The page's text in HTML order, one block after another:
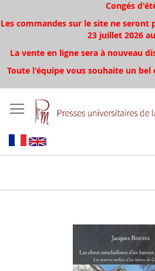
Congés
Les commandes sur le site ne seront
23 juillet 2026
La vente en ligne sera à nouveau
Toute l'équipe vous souhaite un bel